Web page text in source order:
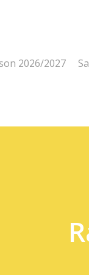
2026/2027